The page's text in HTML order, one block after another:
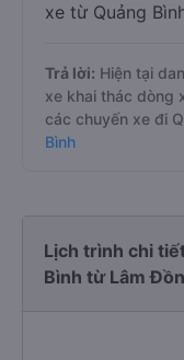
xe từ Quảng
Trả lời: Hiện tại
xe khai thác dòng
các chuyến xe đi
Bình
Lịch trình chi
Bình từ Lâm